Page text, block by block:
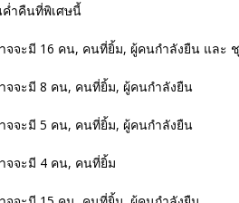
ค่ำคืนที่พิเศษนี้